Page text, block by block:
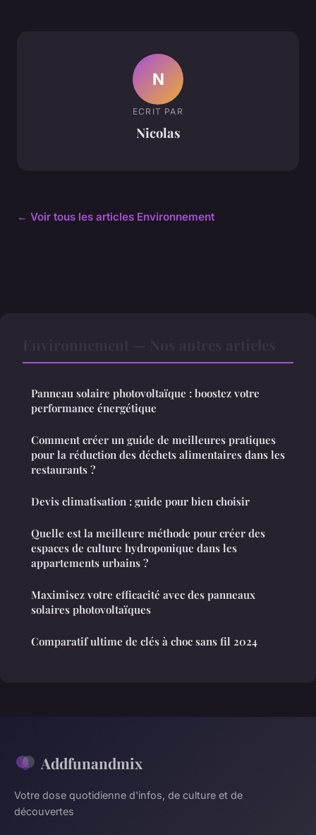
N
ECRIT PAR
Nicolas
← Voir tous les articles Environnement
Panneau solaire photovoltaïque : boostez votre
performance énergétique
Comment créer un guide de meilleures pratiques
pour la réduction des déchets alimentaires dans les
restaurants ?
Devis climatisation : guide pour bien choisir
Quelle est la meilleure méthode pour créer des
espaces de culture hydroponique dans les
appartements urbains ?
Maximisez votre efficacité avec des panneaux
solaires photovoltaïques
Comparatif ultime de clés à choc sans fil 2024
Addfunandmix
Votre dose quotidienne d'infos, de culture et de
découvertes